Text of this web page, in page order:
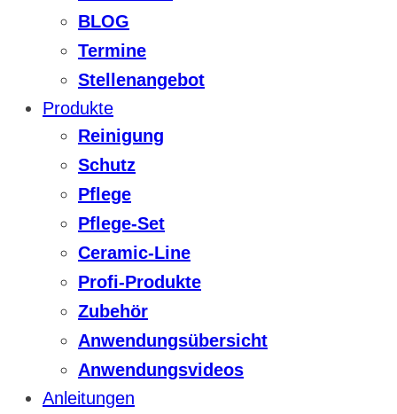
BLOG
Termine
Stellenangebot
Produkte
Reinigung
Schutz
Pflege
Pflege-Set
Ceramic-Line
Profi-Produkte
Zubehör
Anwendungsübersicht
Anwendungsvideos
Anleitungen